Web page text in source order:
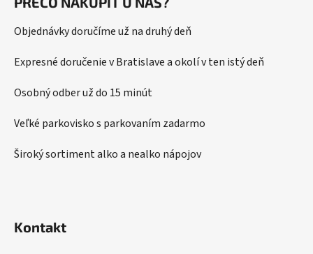
Objednávky doručíme už na druhý deň
Expresné doručenie v Bratislave a okolí v ten istý deň
Osobný odber už do 15 minút
Veľké parkovisko s parkovaním zadarmo
Široký sortiment alko a nealko nápojov
Kontakt